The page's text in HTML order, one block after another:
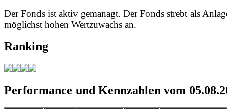
Der Fonds ist aktiv gemanagt. Der Fonds strebt als
möglichst hohen Wertzuwachs an.
Ranking
Performance und Kennzahlen vom